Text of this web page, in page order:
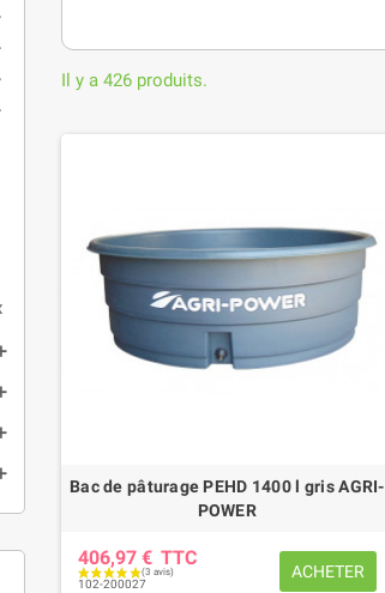
Il y a 426 produits.
Bac de pâturage PEHD 1400 l gris AGRI-
POWER
406,97 € TTC
102-200027
ACHETER